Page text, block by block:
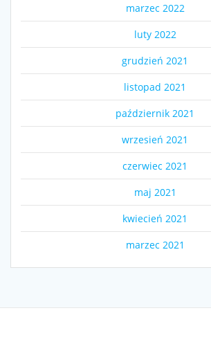
marzec 2022
luty 2022
grudzień 2021
listopad 2021
październik 2021
wrzesień 2021
czerwiec 2021
maj 2021
kwiecień 2021
marzec 2021